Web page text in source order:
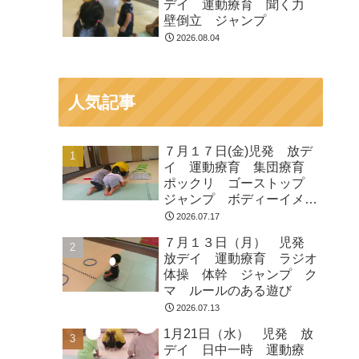
デイ 運動療育 聞く力
壁倒立 ジャンプ
2026.08.04
人気記事
７月１７日(金)児発 放デ
イ 運動療育 集団療育
ポックリ ゴーストップ
ジャンプ ボディーイメー
ジ 2026.07.17
７月１３日（月） 児発
放デイ 運動療育 ラジオ
体操 体幹 ジャンプ ク
マ ルールのある遊び
2026.07.13
1月21日（水） 児発 放
デイ 日中一時 運動療